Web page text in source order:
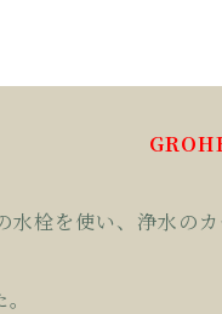
栓を使い、浄水の